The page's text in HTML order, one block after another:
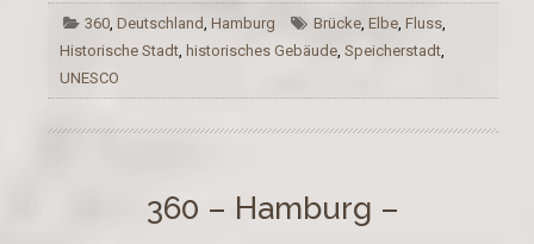
360,Deutschland, Hamburg Brücke, Elbe, Fluss,
Historische Stadt, historisches Gebäude, Speicherstadt,
UNESCO
360 – Hamburg –